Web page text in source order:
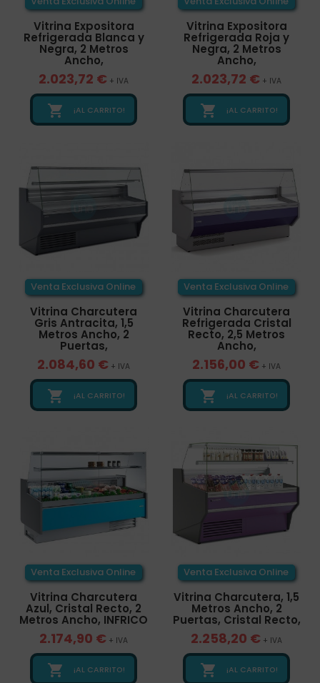
Vitrina Expositora
Refrigerada Blanca y
Negra, 2 Metros
Ancho,
2.023,72 € + IVA
 ¡AL CARRITO!
Vitrina Expositora
Refrigerada Roja y
Negra, 2 Metros
Ancho,
2.023,72 € + IVA
 ¡AL CARRITO!
Venta Exclusiva Online
Vitrina Charcutera
Gris Antracita, 1,5
Metros Ancho, 2
Puertas,
2.084,60 € + IVA
 ¡AL CARRITO!
Venta Exclusiva Online
Vitrina Charcutera
Refrigerada Cristal
Recto, 2,5 Metros
Ancho,
2.156,00 € + IVA
 ¡AL CARRITO!
Venta Exclusiva Online
Vitrina Charcutera
Azul, Cristal Recto, 2
Metros Ancho, INFRICO
2.174,90 € + IVA
 ¡AL CARRITO!
Venta Exclusiva Online
Vitrina Charcutera, 1,5
Metros Ancho, 2
Puertas, Cristal Recto,
2.258,20 € + IVA
 ¡AL CARRITO!